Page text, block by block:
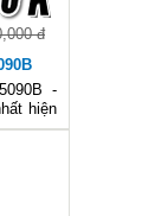
đ
-
hiện